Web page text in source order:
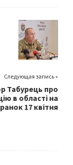
Следующая запись »
Табурець про
в області на
ранок 17 квітня